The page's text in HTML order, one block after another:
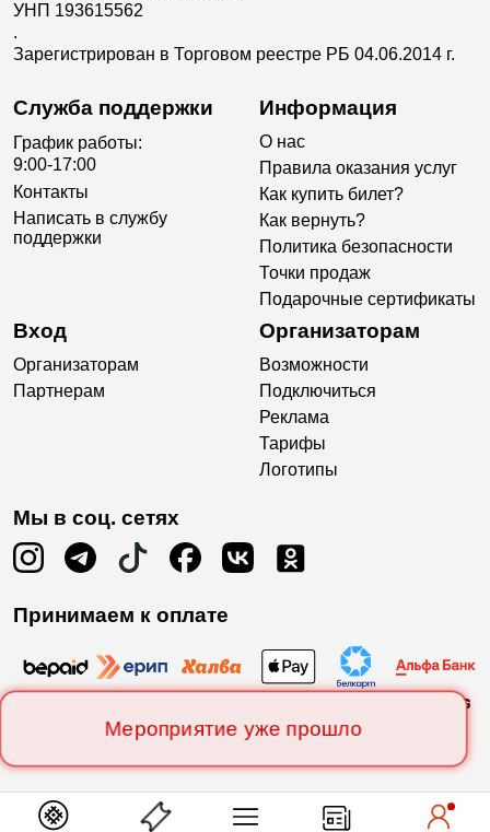
Мероприятие уже прошло
УНП 193615562
.
Зарегистрирован в Торговом реестре РБ 04.06.2014 г.
Служба поддержки
График работы:
9:00-17:00
Контакты
Написать в службу
поддержки
Информация
О нас
Правила оказания услуг
Как купить билет?
Как вернуть?
Политика безопасности
Точки продаж
Подарочные сертификаты
Вход
Организаторам
Партнерам
Организаторам
Возможности
Подключиться
Реклама
Тарифы
Логотипы
Мы в соц. сетях
Принимаем к оплате